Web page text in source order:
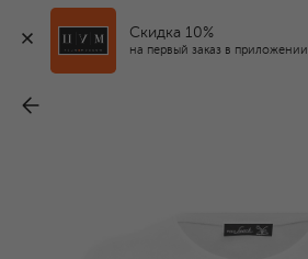
Скидка 10%
на первый заказ в приложении